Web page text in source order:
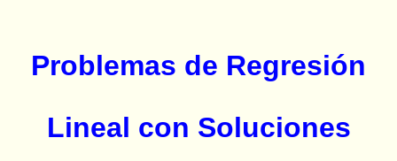
Problemas de Regresión
Lineal con Soluciones